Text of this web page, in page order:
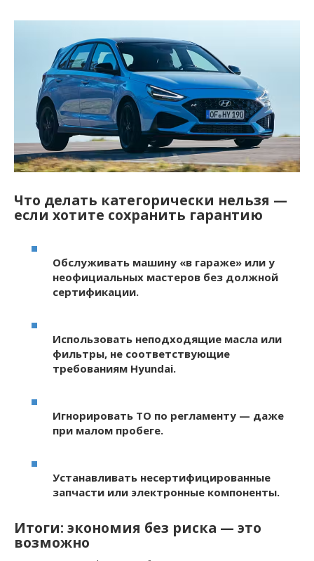
Что делать категорически нельзя —
если хотите сохранить гарантию
Обслуживать машину «в гараже» или у
неофициальных мастеров без должной
сертификации.
Использовать неподходящие масла или
фильтры, не соответствующие
требованиям Hyundai.
Игнорировать ТО по регламенту — даже
при малом пробеге.
Устанавливать несертифицированные
запчасти или электронные компоненты.
Итоги: экономия без риска — это
возможно